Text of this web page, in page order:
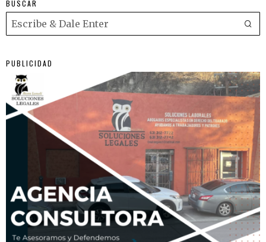
BUSCAR
PUBLICIDAD